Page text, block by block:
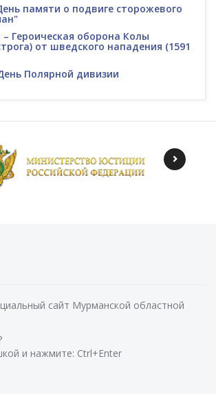
памяти о подвиге сторожевого
– Героическая оборона Колы
от шведского нападения (1591
Полярной дивизии
сайт Мурманской областной
и нажмите: Ctrl+Enter